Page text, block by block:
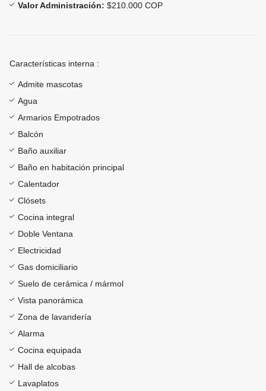
Valor Administración: $210.000 COP
Características interna :
Admite mascotas
Agua
Armarios Empotrados
Balcón
Baño auxiliar
Baño en habitación principal
Calentador
Clósets
Cocina integral
Doble Ventana
Electricidad
Gas domiciliario
Suelo de cerámica / mármol
Vista panorámica
Zona de lavandería
Alarma
Cocina equipada
Hall de alcobas
Lavaplatos